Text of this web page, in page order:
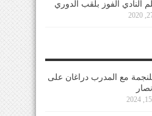
النادي الفوز بلقب الدوري
مع المدرب دراغان على